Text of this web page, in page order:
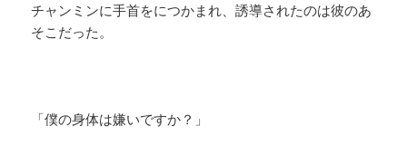
チャンミンに手首をにつかまれ、誘導されたのは彼のあ
そこだった。
「僕の身体は嫌いですか？」